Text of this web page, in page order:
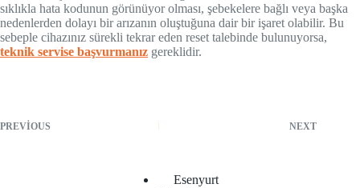
sıklıkla hata kodunun görünüyor olması, şebekelere bağlı veya başka
nedenlerden dolayı bir arızanın oluştuğuna dair bir işaret olabilir. Bu
sebeple cihazınız sürekli tekrar eden reset talebinde bulunuyorsa,
teknik servise başvurmanız gereklidir.
PREVIOUS NEXT
Esenyurt